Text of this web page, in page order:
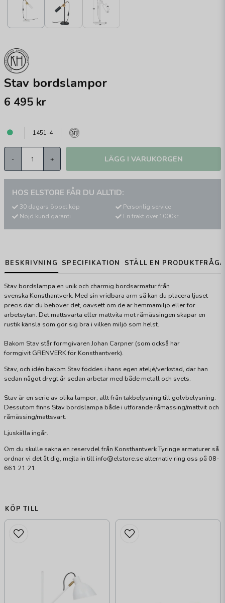
Stav bordslampor
6 495 kr
1451-4
- + LÄGG I VARUKORGEN
HOS ELSTORE FÅR DU ALLTID:
30 dagars öppet köp
Nöjd kund garanti
Personlig service
Fri frakt över 1000kr
BESKRIVNING SPECIFIKATION STÄLL EN
Stav bordslampa en unik och charmig bordsarmatur från
svenska Konsthantverk. Med sin vridbara arm så kan du placera ljuset
precis där du behöver det, oavsett om de är hemmamiljö eller för
arbetsytan. Det mattsvarta eller mattvita mot råmässingen skapar en
rustik känsla som gör sig bra i vilken miljö som helst.
Bakom Stav står formgivaren Johan Carpner (som också har
formgivit GRENVERK för Konsthantverk).
Stav, och idén bakom Stav föddes i hans egen ateljé/verkstad, där han
sedan något drygt år sedan arbetar med både metall och svets.
Stav är en serie av olika lampor, allt från takbelysning till golvbelysning.
Dessutom finns Stav bordslampa både i utförande råmässing/mattvit och
råmässing/mattsvart.
Ljuskälla ingår.
Om du skulle sakna en reservdel från Konsthantverk Tyringe armaturer så
ordnar vi det åt dig, mejla in till info@elstore.se alternativ ring oss på 08-
661 21 21.
KÖP TILL